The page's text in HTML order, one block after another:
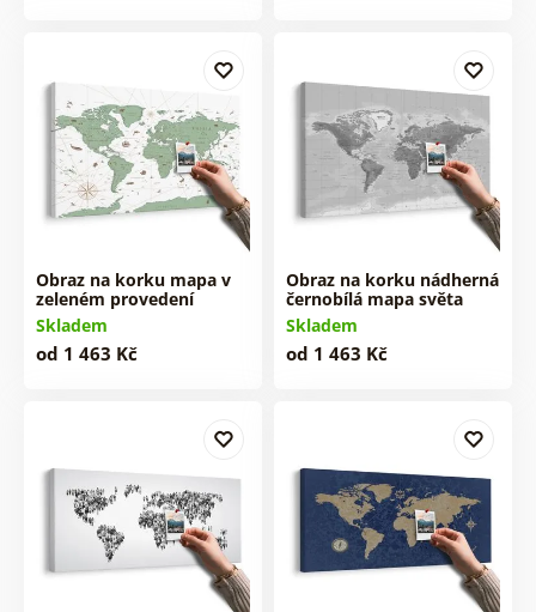
Obraz na korku mapa v
zeleném provedení
Skladem
od 1 463 Kč
Obraz na korku nádherná
černobílá mapa světa
Skladem
od 1 463 Kč